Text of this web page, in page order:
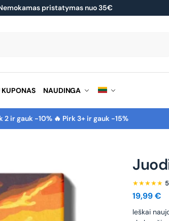
pristatymas nuo 35€
NAUDINGA
2 ir gauk -10% 🔥 Pirk 3+ ir gauk -15%
★★★★★
19,99€
leškai